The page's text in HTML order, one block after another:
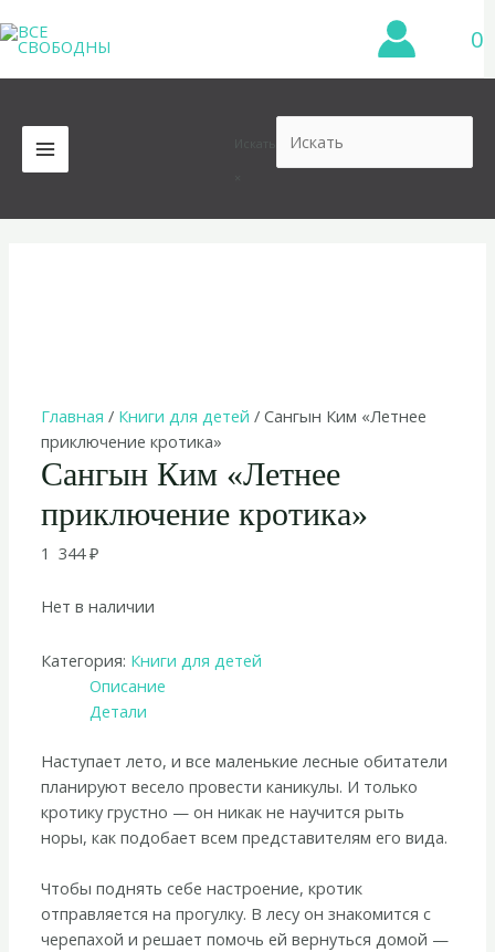
к
содержимому
0
MAIN
MENU
Главная / Книги для детей / Сангын Ким «Летнее
приключение кротика»
Сангын Ким «Летнее
приключение кротика»
1 344₽
Нет в наличии
Категория: Книги для детей
Описание
Детали
Наступает лето, и все маленькие лесные обитатели
планируют весело провести каникулы. И только
кротику грустно — он никак не научится рыть
норы, как подобает всем представителям его вида.
Чтобы поднять себе настроение, кротик
отправляется на прогулку. В лесу он знакомится с
черепахой и решает помочь ей вернуться домой —